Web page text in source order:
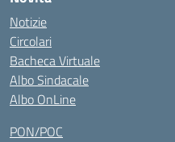
Notizie
Circolari
Bacheca Virtuale
Albo Sindacale
Albo OnLine
PON/POC